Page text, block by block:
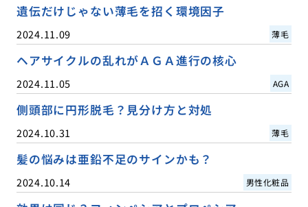
遺伝だけじゃない薄毛を招く環境因子
2024.11.09 薄毛
ヘアサイクルの乱れがＡＧＡ進行の核心
2024.11.05 AGA
側頭部に円形脱毛？見分け方と対処
2024.10.31 薄毛
髪の悩みは亜鉛不足のサインかも？
2024.10.14 男性化粧品